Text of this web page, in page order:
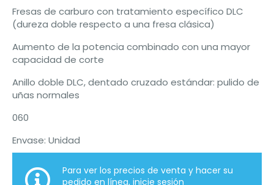
Fresas de carburo con tratamiento específico DLC
(dureza doble respecto a una fresa clásica)
Aumento de la potencia combinado con una mayor
capacidad de corte
Anillo doble DLC, dentado cruzado estándar: pulido de
uñas normales
060
Envase: Unidad
Para ver los precios de venta y hacer su
pedido en línea, inicie sesión